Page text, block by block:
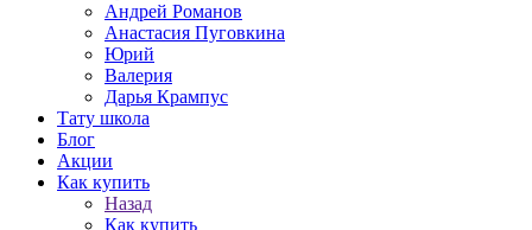
Андрей Романов
Анастасия Пуговкина
Юрий
Валерия
Дарья Крампус
Тату школа
Блог
Акции
Как купить
Назад
Как купить